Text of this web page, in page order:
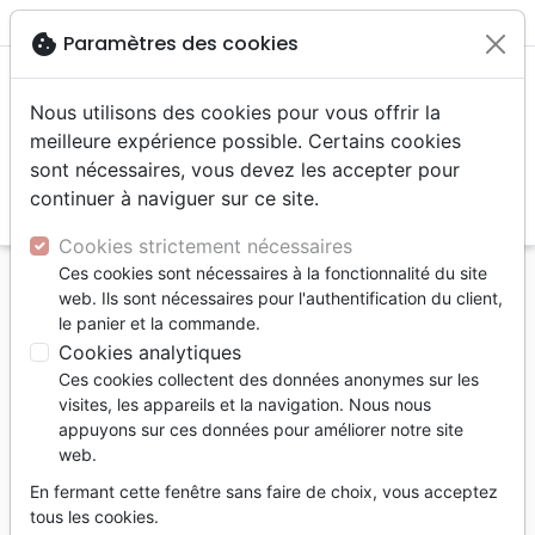
menu
Accueil Livres
Evangelisation
COMMANDEMENTS RELATIFS A L'HOSPITALITE
(LES) - BATIR UNE COMMUNAUTE CHRETIENNE
AIMANTE, ETABLIR UN R
COMMANDEMENTS RELATIFS A
L'HOSPITALITE (LES) - BATIR UNE
COMMUNAUTE CHRETIENNE AIMANTE,
ETABLIR UN R
cookie Paramètres des cookies
Nous utilisons des cookies pour vous offrir la
meilleure expérience possible. Certains cookies
sont nécessaires, vous devez les accepter pour
continuer à naviguer sur ce site.
Cookies strictement nécessaires
Ces cookies sont nécessaires à la fonctionnalité du site
web. Ils sont nécessaires pour l'authentification du client,
le panier et la commande.
Cookies analytiques
Ces cookies collectent des données anonymes sur les
visites, les appareils et la navigation. Nous nous
appuyons sur ces données pour améliorer notre site
web.
En fermant cette fenêtre sans faire de choix, vous acceptez
tous les cookies.